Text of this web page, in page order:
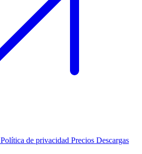
Política de privacidad Precios Descargas